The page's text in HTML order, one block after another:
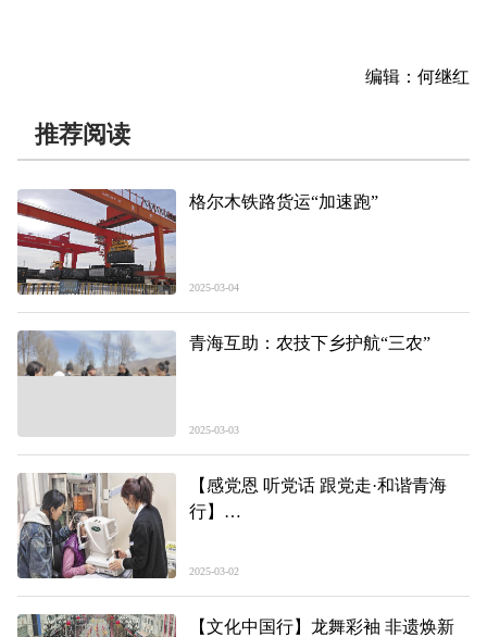
编辑：何继红
推荐阅读
格尔木铁路货运“加速跑”
2025-03-04
青海互助：农技下乡护航“三农”
2025-03-03
【感党恩 听党话 跟党走·和谐青海
行】
2025-03-02
【文化中国行】龙舞彩袖 非遗焕新